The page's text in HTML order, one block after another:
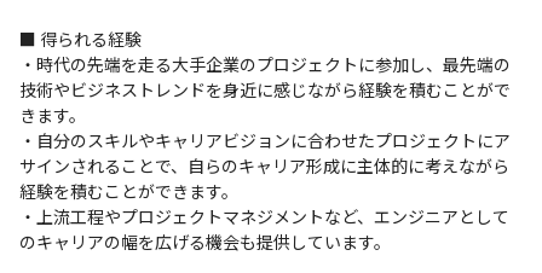
■ 得られる経験
・時代の先端を走る大手企業のプロジェクトに参加し、最先端の
技術やビジネストレンドを身近に感じながら経験を積むことがで
きます。
・自分のスキルやキャリアビジョンに合わせたプロジェクトにア
サインされることで、自らのキャリア形成に主体的に考えながら
経験を積むことができます。
・上流工程やプロジェクトマネジメントなど、エンジニアとして
のキャリアの幅を広げる機会も提供しています。